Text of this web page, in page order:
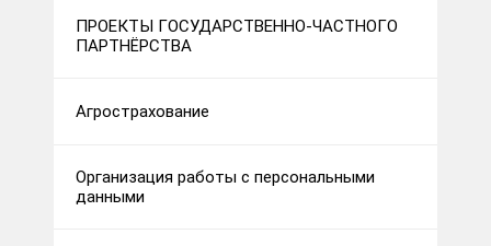
ПРОЕКТЫ ГОСУДАРСТВЕННО-ЧАСТНОГО
ПАРТНЁРСТВА
Агрострахование
Организация работы с персональными
данными